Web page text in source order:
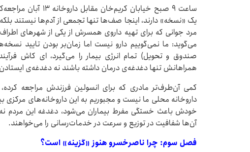
ساعت ۹ صبح خیابان
یک «نسخه» دارند، اینجا صف‌ها تنها تجمعی از آدم‌ها نیستند
مرد جوانی که برای تهیه داروی همسرش از یکی از شهرهای
می‌گوید: ما نمی‌گوییم دارو نیست اما زمان‌بر بودن تایید
صندوق و تحویل) تمام انرژی بیمار را می‌گیرد، ای کاش
همراهانش تنها دغدغه‌ی درمان داشته باشند نه دغدغه‌ی
کمی آن‌طرف‌تر مادری که برای انسولین فرزندش مراجعه
داروخانه محلی ما نیست و مجبوریم به این داروخانه‌های مرکزی
خودش باعث خستگی مفرط بیماران می‌شود، دغدغه این مردم
آن‌ها شفافیت در توزیع و سرعت در خدمات‌رسانی را می‌خواهند.
فصل سوم: چرا ناصرخسرو هنوز «گزینه» است؟